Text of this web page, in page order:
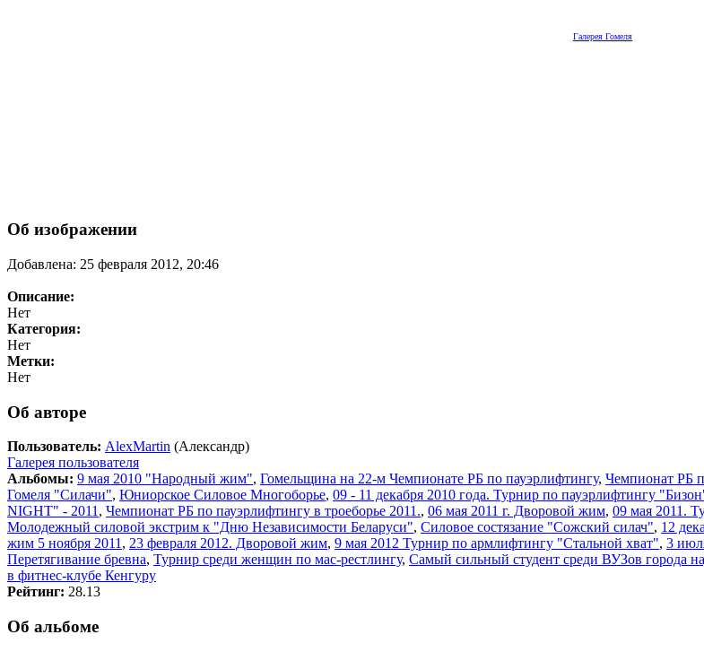
Галерея Гомеля
Об изображении
Добавлена: 25 февраля 2012, 20:46
Описание:
Нет
Категория:
Нет
Метки:
Нет
Об авторе
Пользователь: AlexMartin (Александр)
Галерея пользователя
Альбомы: 9 мая 2010 "Народный жим", Гомельщина на 22-м Чемпионате РБ по пауэрлифтингу, Чемпионат РБ
Гомеля "Силачи", Юниорское Силовое Многоборье, 09 - 11 декабря 2010 года. Турнир по пауэрлифтингу
NIGHT" - 2011 , Чемпионат РБ по пауэрлифтингу в троеборье 2011., 06 мая 2011 г. Дворовой жим, 09 мая 2011.
Молодежный силовой экстрим к "Дню Независимости Беларуси", Силовое состязание "Сожский силач", 12
жим 5 ноября 2011 , 23 февраля 2012. Дворовой жим, 9 мая 2012 Турнир по армлифтингу "Стальной хват", 3
Перетягивание бревна, Турнир среди женщин по мас-рестлингу, Самый сильный студент среди ВУЗов города
в фитнес-клубе Кенгуру
Рейтинг: 28.13
Об альбоме